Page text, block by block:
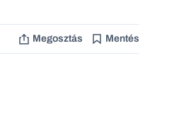
Megosztás Mentés